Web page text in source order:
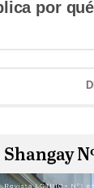
por
Shangay